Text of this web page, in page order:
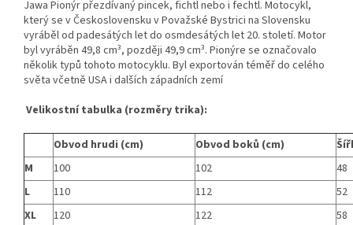
Jawa Pionýr přezdívaný pincek, fichtl nebo i fechtl. Motocykl,
který se v Československu v Považské Bystrici na Slovensku
vyráběl od padesátých let do osmdesátých let 20. století. Motor
byl vyráběn 49,8 cm³, později 49,9 cm³. Pionýre se označovalo
několik typů tohoto motocyklu. Byl exportován téměř do celého
světa včetně USA i dalších západních zemí
Velikostní tabulka (rozměry trika):
Obvod hrudi (cm) Obvod boků (cm)
M
100 102
48
L
110 112
52
XL
120 122
58